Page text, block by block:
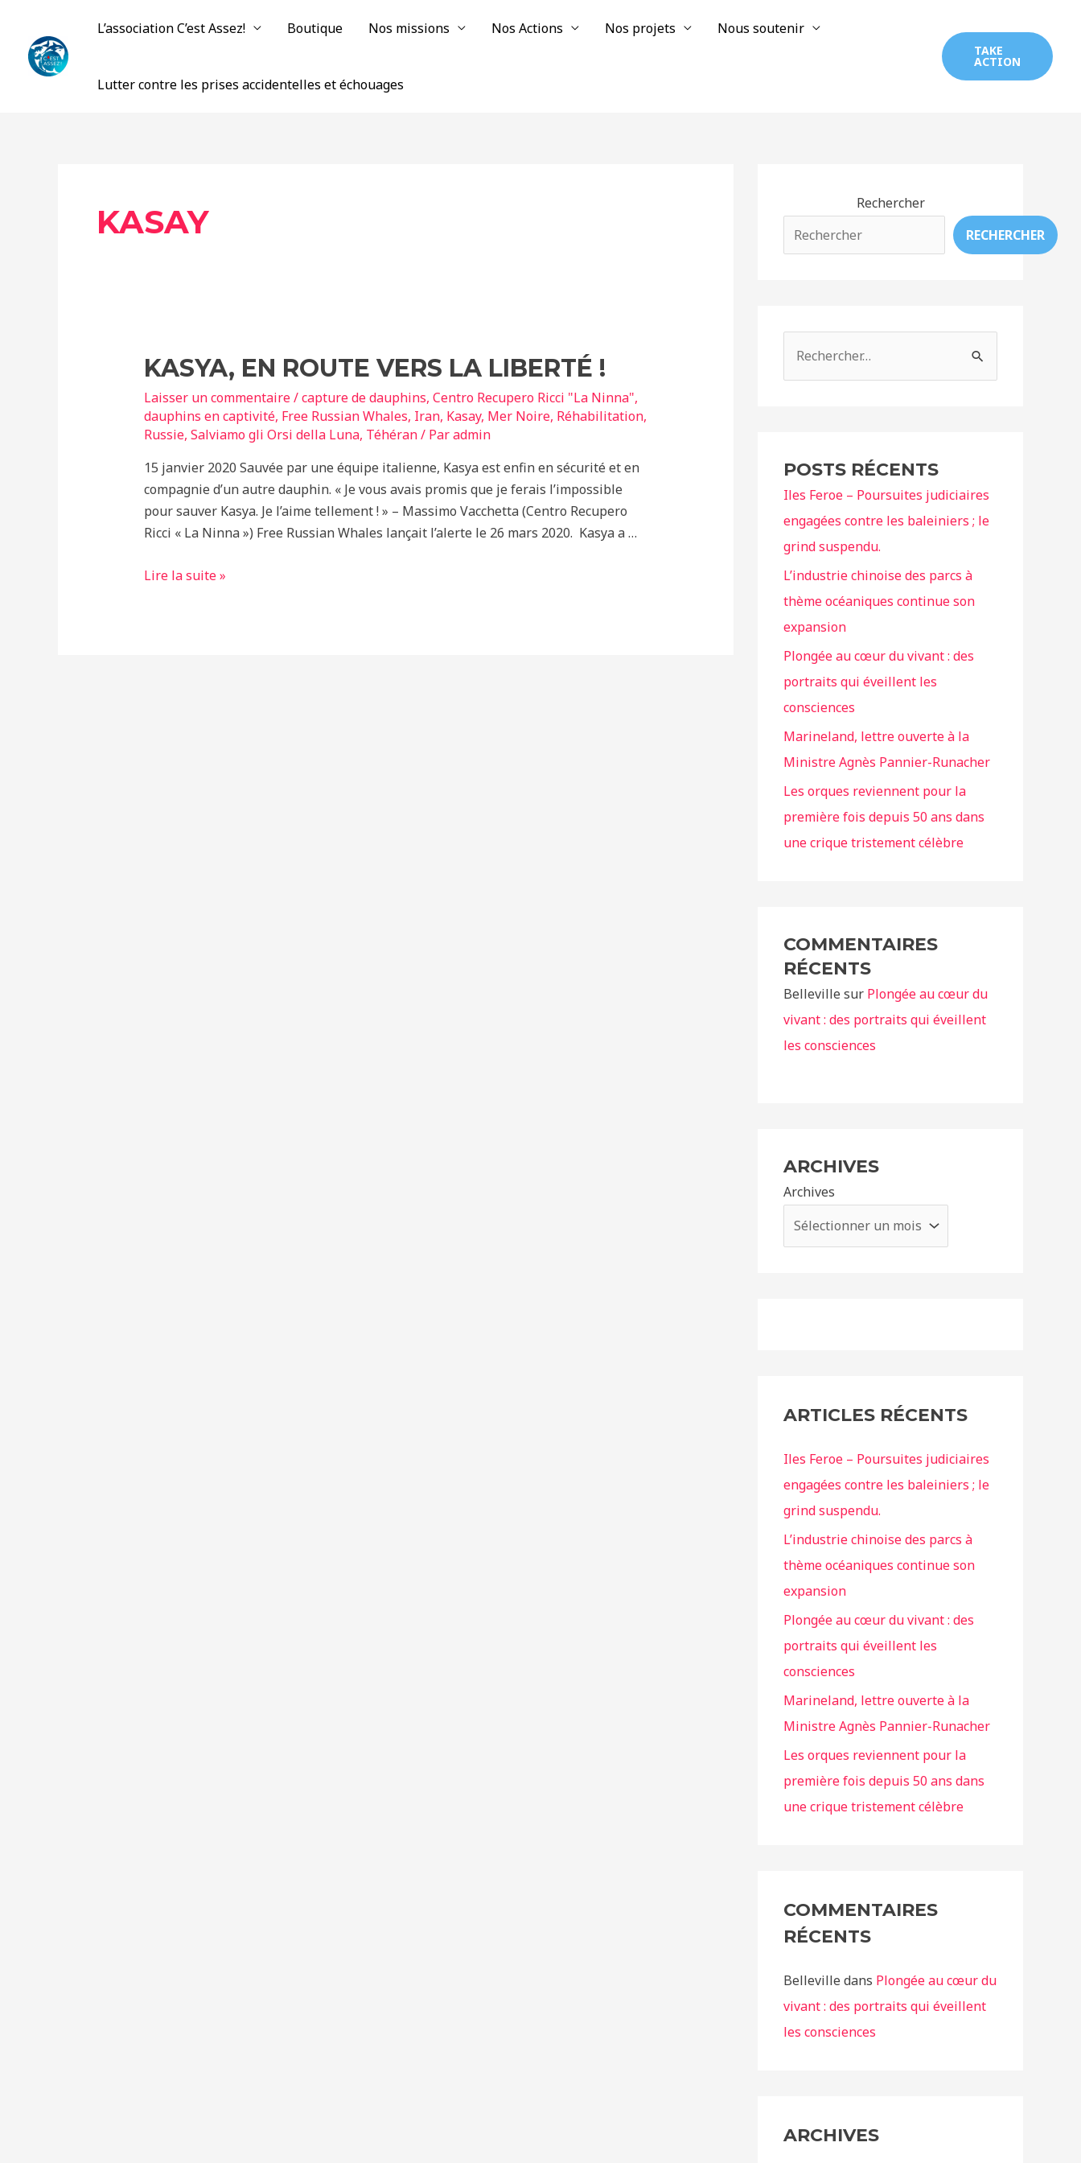
contenu
L’association C’est Assez! Boutique Nos missions Nos Actions Nos projets Nous soutenir
Lutter contre les prises accidentelles et échouages
TAKE
ACTION
KASAY
KASYA, EN ROUTE VERS LA LIBERTÉ !
Laisser un commentaire/capture de dauphins, Centro Recupero Ricci "La Ninna",
dauphins en captivité, Free Russian Whales, Iran, Kasay, Mer Noire, Réhabilitation,
Russie, Salviamo gli Orsi della Luna, Téhéran/ Paradmin
15 janvier 2020 Sauvée par une équipe italienne, Kasya est enfin en sécurité et en
compagnie d’un autre dauphin. « Je vous avais promis que je ferais l’impossible
pour sauver Kasya. Je l’aime tellement ! » – Massimo Vacchetta (Centro Recupero
Ricci « La Ninna ») Free Russian Whales lançait l’alerte le 26 mars 2020. Kasya a …
Kasya,
Lire la suite »
Rechercher
RECHERCHER
r
c
h
e
r
:
POSTS RÉCENTS
Iles Feroe – Poursuites judiciaires
engagées contre les baleiniers ; le
grind suspendu.
L’industrie chinoise des parcs à
thème océaniques continue son
expansion
Plongée au cœur du vivant : des
portraits qui éveillent les
consciences
Marineland, lettre ouverte à la
Ministre Agnès Pannier-Runacher
Les orques reviennent pour la
première fois depuis 50 ans dans
une crique tristement célèbre
COMMENTAIRES
RÉCENTS
Belleville sur Plongée au cœur du
vivant : des portraits qui éveillent
les consciences
ARCHIVES
Archives
ARTICLES RÉCENTS
Iles Feroe – Poursuites judiciaires
engagées contre les baleiniers ; le
grind suspendu.
L’industrie chinoise des parcs à
thème océaniques continue son
expansion
Plongée au cœur du vivant : des
portraits qui éveillent les
consciences
Marineland, lettre ouverte à la
Ministre Agnès Pannier-Runacher
Les orques reviennent pour la
première fois depuis 50 ans dans
une crique tristement célèbre
COMMENTAIRES
RÉCENTS
Belleville dans Plongée au cœur du
vivant : des portraits qui éveillent
les consciences
ARCHIVES